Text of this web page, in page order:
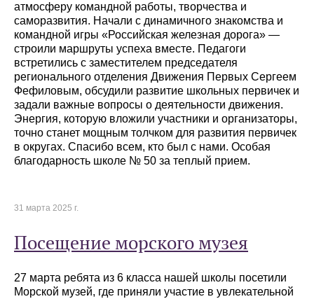
атмосферу командной работы, творчества и
саморазвития. Начали с динамичного знакомства и
командной игры «Российская железная дорога» —
строили маршруты успеха вместе. Педагоги
встретились с заместителем председателя
регионального отделения Движения Первых Сергеем
Фефиловым, обсудили развитие школьных первичек и
задали важные вопросы о деятельности движения.
Энергия, которую вложили участники и организаторы,
точно станет мощным толчком для развития первичек
в округах. Спасибо всем, кто был с нами. Особая
благодарность школе № 50 за теплый прием.
31 марта 2025 г.
Посещение морского музея
27 марта ребята из 6 класса нашей школы посетили
Морской музей, где приняли участие в увлекательной